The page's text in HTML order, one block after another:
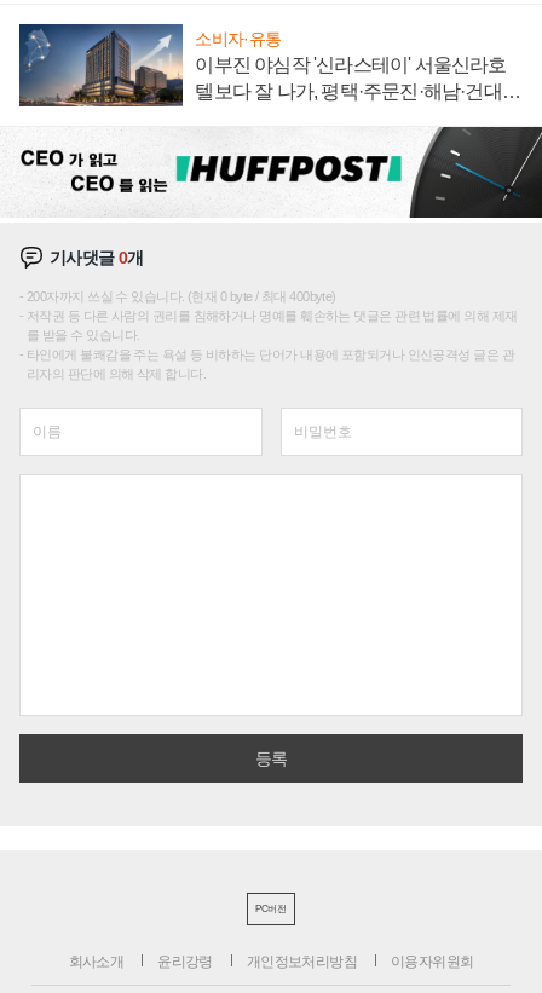
소비자·유통
이부진 야심작 '신라스테이' 서울신라호
텔보다 잘 나가, 평택·주문진·해남·건대로
기사댓글0개
200자까지 쓰실 수 있습니다. (현재 0 byte / 최대 400byte)
저작권 등 다른 사람의 권리를 침해하거나 명예를 훼손하는 댓글은 관련 법률에 의해 제재
를 받을 수 있습니다.
타인에게 불쾌감을 주는 욕설 등 비하하는 단어가 내용에 포함되거나 인신공격성 글은 관
리자의 판단에 의해 삭제 합니다.
PC버전
회사소개 윤리강령 개인정보처리방침 이용자위원회